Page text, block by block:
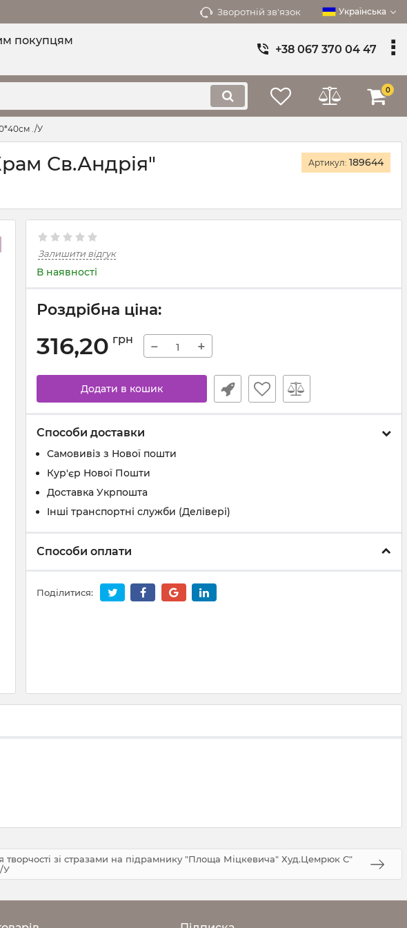
Зворотній зв'язок Українська
покупцям
+38 067 370 04 47
0
./У
Св.Андрія"
Артикул: 189644
Залишити відгук
В наявності
Роздрібна ціна:
316,20 грн − +
Додати в кошик
Способи доставки
Самовивіз з Нової пошти
Кур'єр Нової Пошти
Доставка Укрпошта
Інші транспортні служби (Делівері)
Способи оплати
Поділитися:
творчості зі стразами на підрамнику "Площа Міцкевича" Худ.Цемрюк С"
У